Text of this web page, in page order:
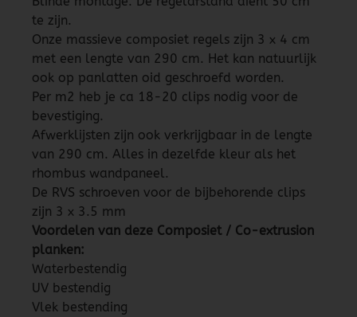
te zijn.
Onze massieve composiet regels zijn 3 x 4 cm
met een lengte van 290 cm. Het kan natuurlijk
ook op panlatten oid geschroefd worden.
Per m2 heb je ca 18-20 clips nodig voor de
bevestiging.
Afwerklijsten zijn ook verkrijgbaar in de lengte
van 290 cm. Alles in dezelfde kleur als het
rhombus wandpaneel.
De RVS schroeven voor de bijbehorende clips
zijn 3 x 3.5 mm
Voordelen van deze Composiet / Co-extrusion
planken:
Waterbestendig
UV bestendig
Vlek bestending